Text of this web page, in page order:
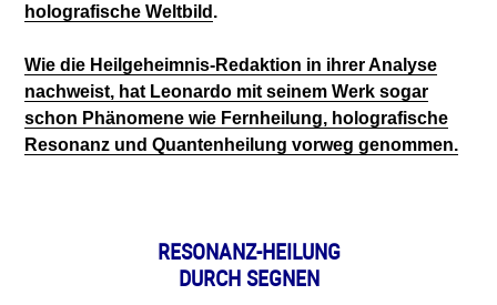
holografische Weltbild .
Wie die Heilgeheimnis-Redaktion in ihrer Analyse
nachweist, hat Leonardo mit seinem Werk sogar
schon Phänomene wie Fernheilung, holografische
Resonanz und Quantenheilung vorweg genommen.
RESONANZ-HEILUNG
DURCH SEGNEN